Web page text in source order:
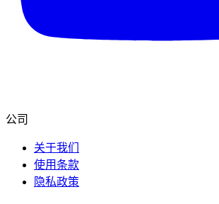
公司
关于我们
使用条款
隐私政策